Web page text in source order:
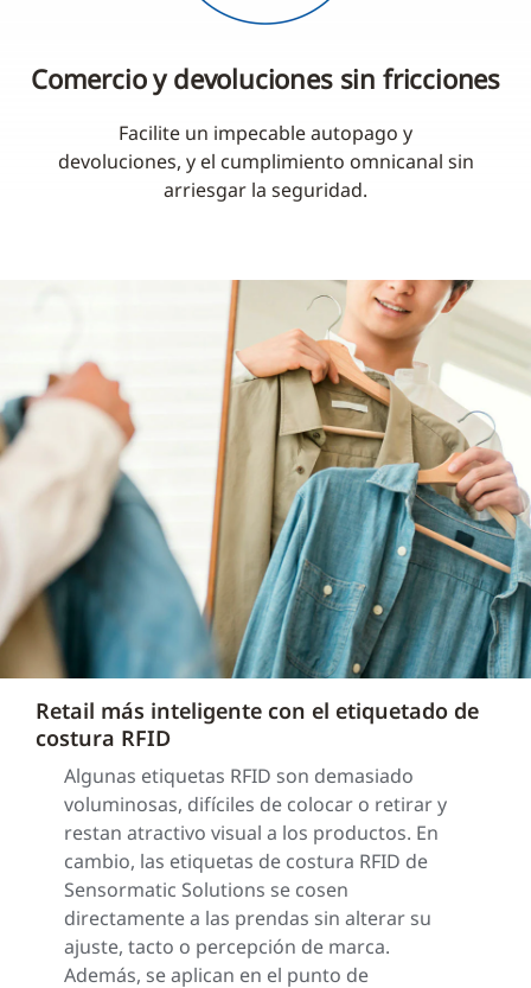
Comercio y devoluciones sin fricciones
Facilite un impecable autopago y
devoluciones, y el cumplimiento omnicanal sin
arriesgar la seguridad.
Retail más inteligente con el etiquetado de
costura RFID
Algunas etiquetas RFID son demasiado
voluminosas, difíciles de colocar o retirar y
restan atractivo visual a los productos. En
cambio, las etiquetas de costura RFID de
Sensormatic Solutions se cosen
directamente a las prendas sin alterar su
ajuste, tacto o percepción de marca.
Además, se aplican en el punto de